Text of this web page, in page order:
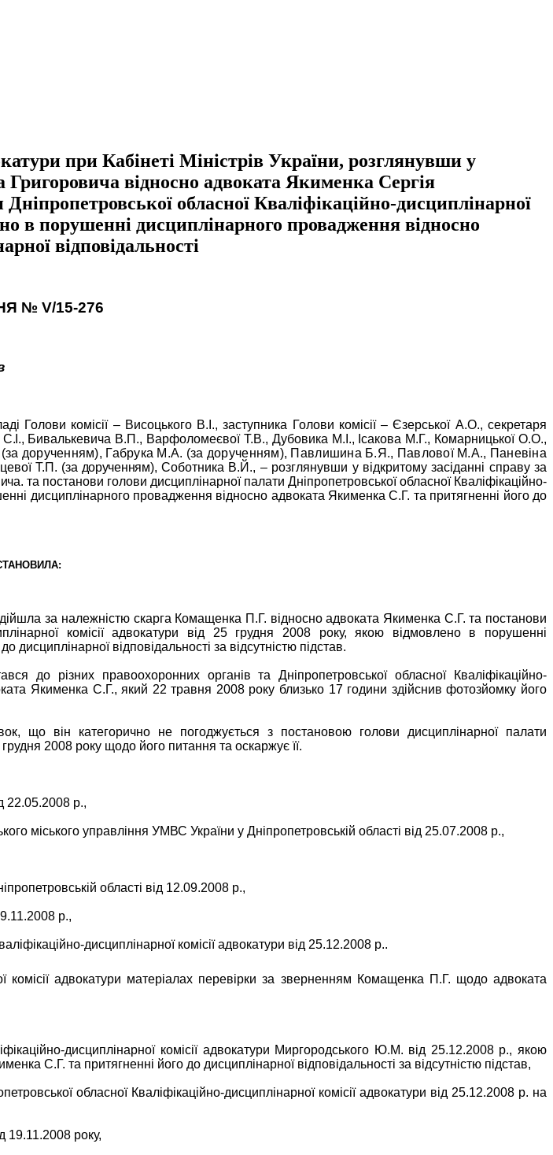
при Кабінеті Міністрів України, розглянувши у
відносно адвоката Якименка Сергія
обласної Кваліфікаційно-дисциплінарної
в порушенні дисциплінарного провадження відносно
відповідальності
№ V/15-276
Голови комісії – Висоцького В.І., заступника Голови комісії – Єзерської А.О., секретаря
Бивалькевича В.П., Варфоломеєвої Т.В., Дубовика М.І., Ісакова М.Г., Комарницької О.О.,
(за дорученням), Габрука М.А. (за дорученням), Павлишина Б.Я., Павлової М.А., Паневіна
Т.П. (за дорученням), Соботника В.Й., – розглянувши у відкритому засіданні справу за
та постанови голови дисциплінарної палати Дніпропетровської обласної Кваліфікаційно-
дисциплінарного провадження відносно адвоката Якименка С.Г. та притягненні його до
за належністю скарга Комащенка П.Г. відносно адвоката Якименка С.Г. та постанови
комісії адвокатури від 25 грудня 2008 року, якою відмовлено в порушенні
відповідальності за відсутністю підстав.
до різних правоохоронних органів та Дніпропетровської обласної Кваліфікаційно-
Якименка С.Г., який 22 травня 2008 року близько 17 години здійснив фотозйомку його
що він категорично не погоджується з постановою голови дисциплінарної палати
грудня 2008 року щодо його питання та оскаржує її.
22.05.2008 р.,
міського управління УМВС України у Дніпропетровській області від 25.07.2008 р.,
області від 12.09.2008 р.,
р.,
дисциплінарної комісії адвокатури від 25.12.2008 р..
комісії адвокатури матеріалах перевірки за зверненням Комащенка П.Г. щодо адвоката
дисциплінарної комісії адвокатури Миргородського Ю.М. від 25.12.2008 р., якою
С.Г. та притягненні його до дисциплінарної відповідальності за відсутністю підстав,
обласної Кваліфікаційно-дисциплінарної комісії адвокатури від 25.12.2008 р. на
19.11.2008 року,